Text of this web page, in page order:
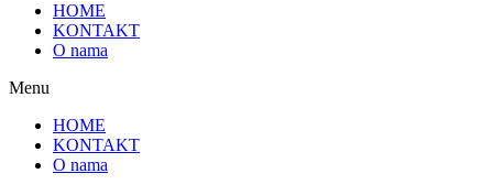
HOME
KONTAKT
O nama
Menu
HOME
KONTAKT
O nama